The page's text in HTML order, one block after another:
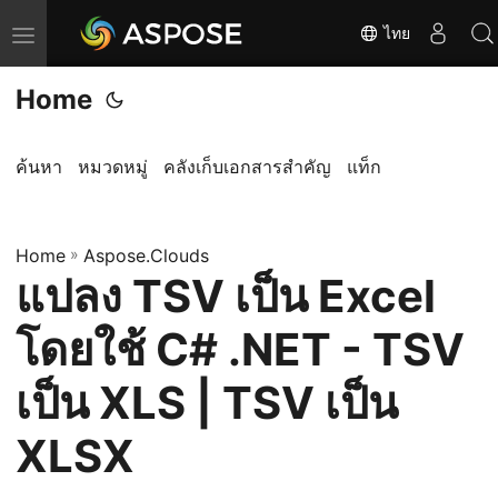
T
o
g
l
a
v
i
g
t
i
o
ไทย
Home
ค้นหา หมวดหมู่ คลังเก็บเอกสารสำคัญ แท็ก
Home » Aspose.Clouds
แปลง TSV เป็น Excel
โดยใช้ C# .NET - TSV
เป็น XLS | TSV เป็น
XLSX